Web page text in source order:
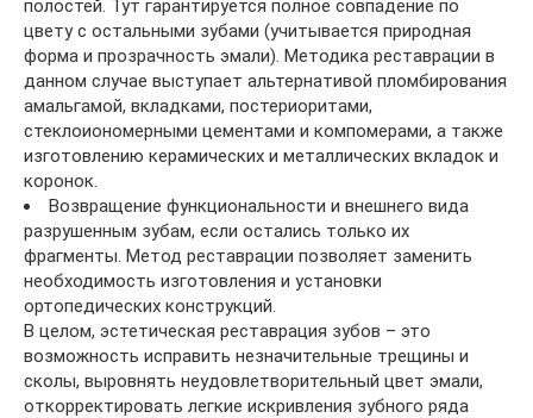
полостей. Тут гарантируется полное совпадение по
цвету с остальными зубами (учитывается природная
форма и прозрачность эмали). Методика реставрации в
данном случае выступает альтернативой пломбирования
амальгамой, вкладками, постериоритами,
стеклоиономерными цементами и компомерами, а также
изготовлению керамических и металлических вкладок и
коронок.
Возвращение функциональности и внешнего вида
разрушенным зубам, если остались только их
фрагменты. Метод реставрации позволяет заменить
необходимость изготовления и установки
ортопедических конструкций.
В целом, эстетическая реставрация зубов – это
возможность исправить незначительные трещины и
сколы, выровнять неудовлетворительный цвет эмали,
откорректировать легкие искривления зубного ряда